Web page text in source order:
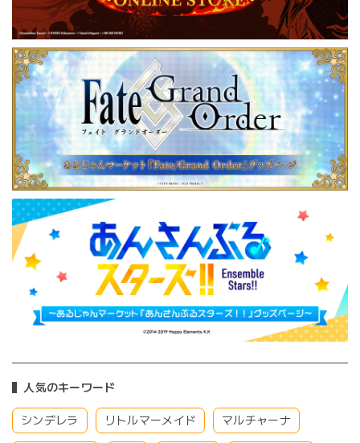
人気のキーワード
シンデレラ リトルマーメイド マルチャーナ